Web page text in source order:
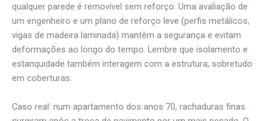
qualquer parede é removível sem reforço. Uma avaliação de
um engenheiro e um plano de reforço leve (perfis metálicos,
vigas de madeira laminada) mantêm a segurança e evitam
deformações ao longo do tempo. Lembre que isolamento e
estanquidade também interagem com a estrutura, sobretudo
em coberturas.
Caso real: num apartamento dos anos 70, rachaduras finas